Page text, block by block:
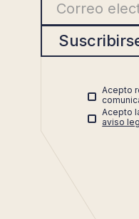
Acepto
Acepto
aviso